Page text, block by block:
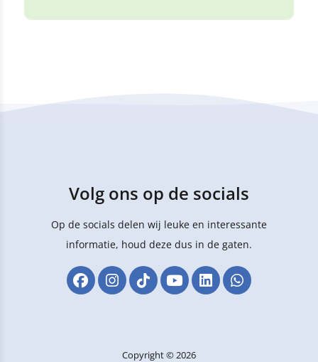
Volg ons op de socials
Op de socials delen wij leuke en interessante
informatie, houd deze dus in de gaten.
Copyright © 2026